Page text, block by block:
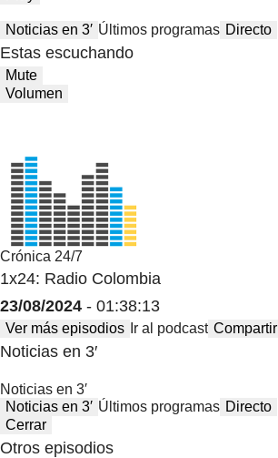
Noticias en 3′ Últimos programas Directo
Estas escuchando
Mute
Volumen
Crónica 24/7
1x24: Radio Colombia
23/08/2024 - 01:38:13
Ver más episodios Ir al podcast Compartir
Noticias en 3′
Noticias en 3′
Noticias en 3′ Últimos programas Directo
Cerrar
Otros episodios